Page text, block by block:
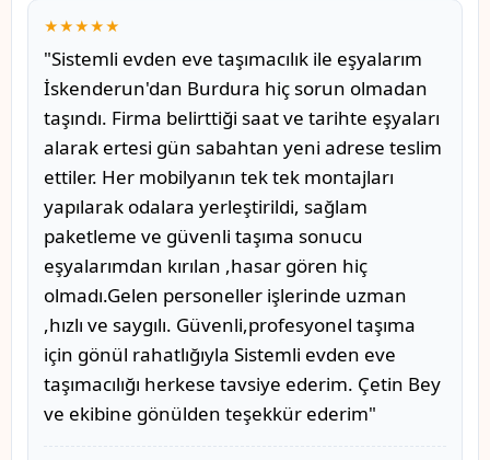
★★★★★
"Sistemli evden eve taşımacılık ile eşyalarım
İskenderun'dan Burdura hiç sorun olmadan
taşındı. Firma belirttiği saat ve tarihte eşyaları
alarak ertesi gün sabahtan yeni adrese teslim
ettiler. Her mobilyanın tek tek montajları
yapılarak odalara yerleştirildi, sağlam
paketleme ve güvenli taşıma sonucu
eşyalarımdan kırılan ,hasar gören hiç
olmadı.Gelen personeller işlerinde uzman
,hızlı ve saygılı. Güvenli,profesyonel taşıma
için gönül rahatlığıyla Sistemli evden eve
taşımacılığı herkese tavsiye ederim. Çetin Bey
ve ekibine gönülden teşekkür ederim"